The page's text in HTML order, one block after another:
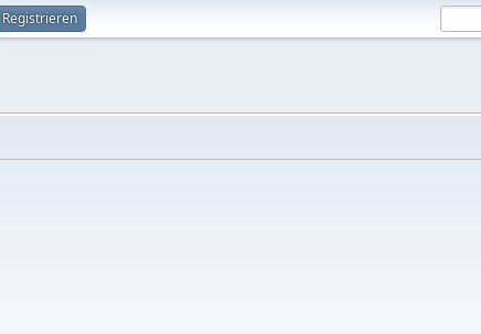
Registrieren